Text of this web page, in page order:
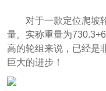
对于一款定位爬坡
量。实称重量为
高的轮组来说，已经是
巨大的进步！